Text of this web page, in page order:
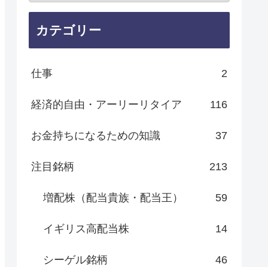
カテゴリー
仕事 2
経済的自由・アーリーリタイア 116
お金持ちになるための知識 37
注目銘柄 213
増配株（配当貴族・配当王） 59
イギリス高配当株 14
シーゲル銘柄 46